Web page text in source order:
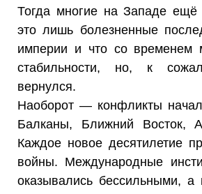
Тогда многие на Западе ещё
это лишь болезненные
империи и что со временем
стабильности, но, к
вернулся.
Наоборот — конфликты
Балканы, Ближний Восток,
Каждое новое десятилетие
войны. Международные
оказывались бессильными, а